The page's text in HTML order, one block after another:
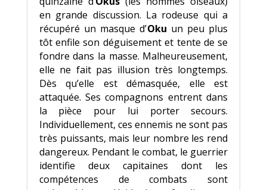
en grande discussion. La rodeuse qui a
récupéré un masque d’Oku un peu plus
tôt enfile son déguisement et tente de se
fondre dans la masse. Malheureusement,
elle ne fait pas illusion très longtemps.
Dès qu’elle est démasquée, elle est
attaquée. Ses compagnons entrent dans
la pièce pour lui porter secours.
Individuellement, ces ennemis ne sont pas
très puissants, mais leur nombre les rend
dangereux. Pendant le combat, le guerrier
identifie deux capitaines dont les
compétences de combats sont